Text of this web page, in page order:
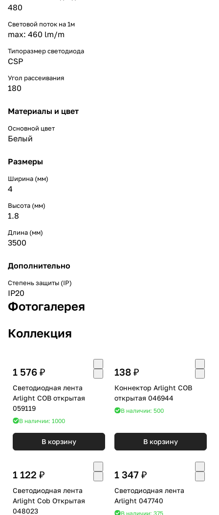
480
Световой поток на 1м
max: 460 lm/m
Типоразмер светодиода
CSP
Угол рассеивания
180
Материалы и цвет
Основной цвет
Белый
Размеры
Ширина (мм)
4
Высота (мм)
1.8
Длина (мм)
3500
Дополнительно
Степень защиты (IP)
IP20
Фотогалерея
Коллекция
1 576 ₽
Светодиодная лента
Arlight COB открытая
059119
В наличии: 1000
В корзину
138 ₽
Коннектор Arlight COB
открытая 046944
В наличии: 500
В корзину
1 122 ₽
Светодиодная лента
Arlight Cob Открытая
048023
1 347 ₽
Светодиодная лента
Arlight 047740
В наличии: 375